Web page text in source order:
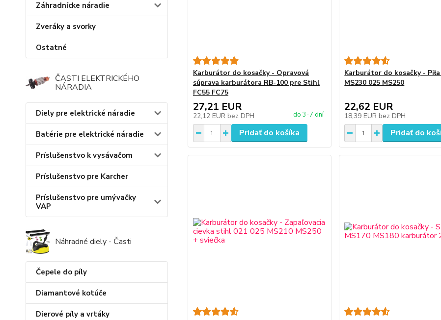
Záhradnícke náradie
Zveráky a svorky
Ostatné
ČASTI ELEKTRICKÉHO
NÁRADIA
Diely pre elektrické náradie
Batérie pre elektrické náradie
Príslušenstvo k vysávačom
Príslušenstvo pre Karcher
Príslušenstvo pre umývačky
VAP
Náhradné diely - Časti
Čepele do píly
Diamantové kotúče
Dierové píly a vrtáky
Karburátor do kosačky - Opravová
súprava karburátora RB-100 pre Stihl
FC55 FC75
27,21 EUR
22,12 EUR bez DPH do 3-7 dní
Pridať do košíka
Karburátor do kosačky -
MS230 025 MS250
22,62 EUR
18,39 EUR bez DPH
Pridať do